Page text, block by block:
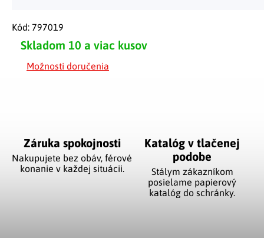
Skladom 10 a viac kusov
Možnosti doručenia
Kód: 797019
Záruka spokojnosti
Nakupujete bez obáv, férové
​​konanie v každej situácii.
Katalóg v tlačenej
podobe
Stálym zákazníkom
posielame papierový
katalóg do schránky.